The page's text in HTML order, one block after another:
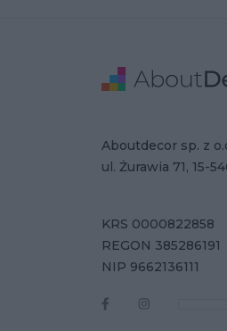
Adres
Aboutdecor sp. z
ul. Żurawia 71, 15-
Dane
KRS 0000822858
REGON 385286191
NIP 9662136111